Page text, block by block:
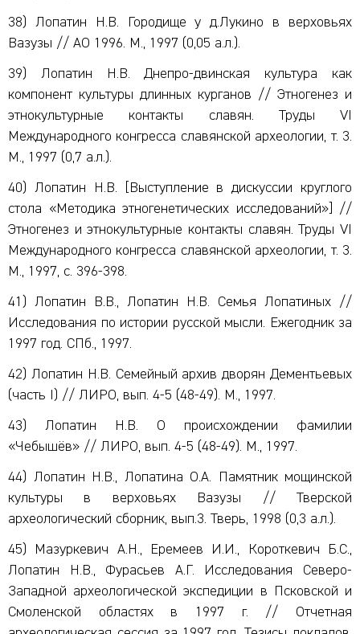
38) Лопатин Н.В. Городище у д.Лукино в верховьях
Вазузы // АО 1996. М., 1997 (0,05 а.л.).
39) Лопатин Н.В. Днепро-двинская культура как
компонент культуры длинных курганов // Этногенез и
этнокультурные контакты славян. Труды VI
Международного конгресса славянской археологии, т. 3.
М., 1997 (0,7 а.л.).
40) Лопатин Н.В. [Выступление в дискуссии круглого
стола «Методика этногенетических исследований»] //
Этногенез и этнокультурные контакты славян. Труды VI
Международного конгресса славянской археологии, т. 3.
М., 1997, с. 396-398.
41) Лопатин В.В., Лопатин Н.В. Семья Лопатиных //
Исследования по истории русской мысли. Ежегодник за
1997 год. СПб., 1997.
42) Лопатин Н.В. Семейный архив дворян Дементьевых
(часть I) // ЛИРО, вып. 4-5 (48-49). М., 1997.
43) Лопатин Н.В. О происхождении фамилии
«Чебышёв» // ЛИРО, вып. 4-5 (48-49). М., 1997.
44) Лопатин Н.В., Лопатина О.А. Памятник мощинской
культуры в верховьях Вазузы // Тверской
археологический сборник, вып.3. Тверь, 1998 (0,3 а.л.).
45) Мазуркевич А.Н., Еремеев И.И., Короткевич Б.С.,
Лопатин Н.В., Фурасьев А.Г. Исследования Северо-
Западной археологической экспедиции в Псковской и
Смоленской областях в 1997 г. // Отчетная